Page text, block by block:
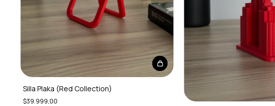
Silla Plaka (Red Collection)
$39.999,00